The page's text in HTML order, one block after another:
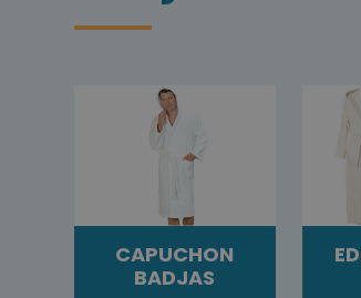
CAPUCHON
BADJAS